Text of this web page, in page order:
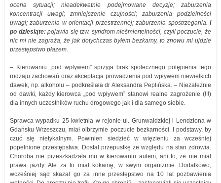
ocena sytuacji; nieadekwatnie podejmowane decyzje; zaburzenia
koncentracji uwagi; zmniejszenie czujności; zaburzenia podzielności
uwagi; zaburzenia w orientacji przestrzennej; zaburzenia spostrzegania. I
po dziesiąte:pojawia się tzw. syndrom nieśmiertelności, czyli poczucie, że
nic mi nie zagraża, że jak dotychczas byłem bezkarny, to znowu mi ujdzie
przestępstwo płazem.
– Kierowaniu „pod wpływem” sprzyja brak społecznego potępienia tego
rodzaju zachowań oraz akceptacja prowadzenia pod wpływem niewielkich
dawek, np. alkoholu – podkreślała dr Aleksandra Peplińska. – Niezależnie
od dawki, każdy kierowca „pod wpływem” stanowi realne zagrożenie (!!!)
dla innych uczestników ruchu drogowego jak i dla samego siebie.
Sprawca wypadku 25 kwietnia w rejonie ul. Grunwaldzkiej i Lendziona w
Gdańsku Wrzeszczu, miał olbrzymie poczucie bezkarności. I podstawy, by
czuć się nietykalnym. Powinien siedzieć w więzieniu za wcześniej
popełnione przestępstwa. Dostał przepustkę ze względu na stan zdrowia.
Choroba nie przeszkadzała mu w kierowaniu autem, ani to, że nie miał
prawa jazdy. Ale za to miał kokainę, w swym organizmie. Dodatkowo,
wcześniej sąd skazał go za inne przestępstwo na 10 lat pozbawienia